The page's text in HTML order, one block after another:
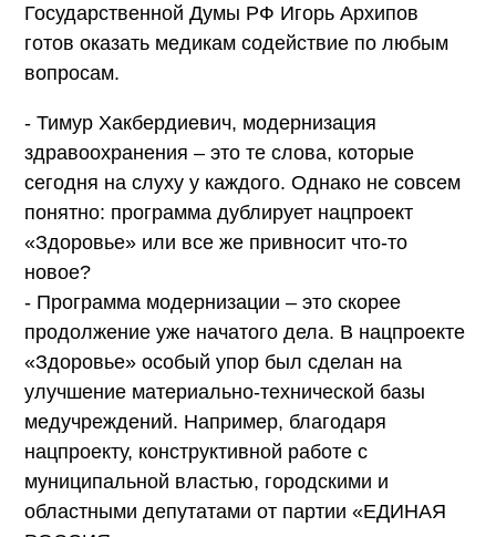
Государственной Думы РФ Игорь Архипов
готов оказать медикам содействие по любым
вопросам.
- Тимур Хакбердиевич, модернизация
здравоохранения – это те слова, которые
сегодня на слуху у каждого. Однако не совсем
понятно: программа дублирует нацпроект
«Здоровье» или все же привносит что-то
новое?
- Программа модернизации – это скорее
продолжение уже начатого дела. В нацпроекте
«Здоровье» особый упор был сделан на
улучшение материально-технической базы
медучреждений. Например, благодаря
нацпроекту, конструктивной работе с
муниципальной властью, городскими и
областными депутатами от партии «ЕДИНАЯ